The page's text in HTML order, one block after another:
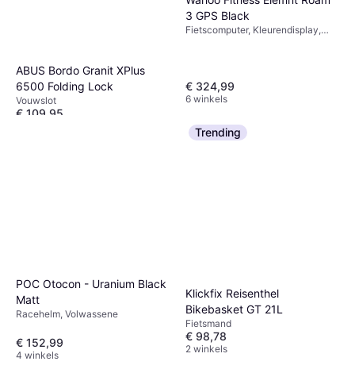
ABUS Bordo Granit XPlus
6500 Folding Lock
Vouwslot
€ 109,95
3 GPS Black
Fietscomputer, Kleurendisplay,
€ 324,99
6 winkels
POC Otocon - Uranium Black
Matt
Racehelm, Volwassene
€ 152,99
4 winkels
Trending
Klickfix Reisenthel
Bikebasket GT 21L
Fietsmand
€ 98,78
2 winkels